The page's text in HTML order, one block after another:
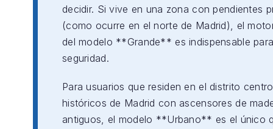
decidir. Si vive en una zona con pendientes
(como ocurre en el norte de Madrid), el
del modelo **Grande** es indispensable
seguridad.
Para usuarios que residen en el distrito
históricos de Madrid con ascensores de
antiguos, el modelo **Urbano** es el único